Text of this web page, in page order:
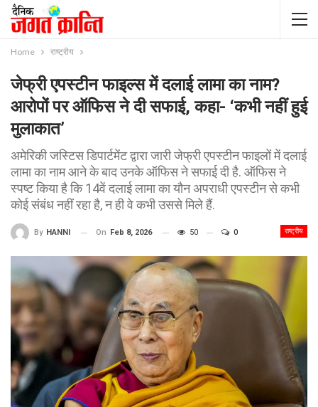
Home राष्ट्रीय
जेफ्री एपस्टीन फाइल्स में दलाई लामा का नाम?
आरोपों पर ऑफिस ने दी सफाई, कहा- ‘कभी नहीं हुई
मुलाकात’
अमेरिकी जस्टिस डिपार्टमेंट द्वारा जारी जेफ्री एपस्टीन फाइलों में दलाई
लामा का नाम आने के बाद उनके ऑफिस ने सफाई दी है. ऑफिस ने
स्पष्ट किया है कि 14वें दलाई लामा का यौन अपराधी एपस्टीन से कभी
कोई संबंध नहीं रहा है, न ही वे कभी उससे मिले हैं.
राष्ट्रीय
By HANNI On Feb 8, 2026 50 0